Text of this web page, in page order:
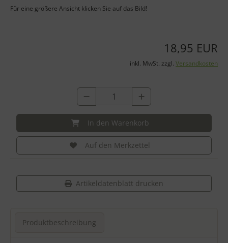
Für eine größere Ansicht klicken Sie auf das Bild!
18,95 EUR
inkl. MwSt. zzgl. Versandkosten
In den Warenkorb
Auf den Merkzettel
Artikeldatenblatt drucken
Produktbeschreibung